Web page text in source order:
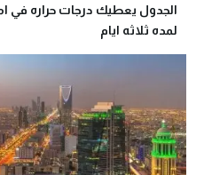
الجدول يعطيك درجات حراره في
لمده ثلاثه ايام